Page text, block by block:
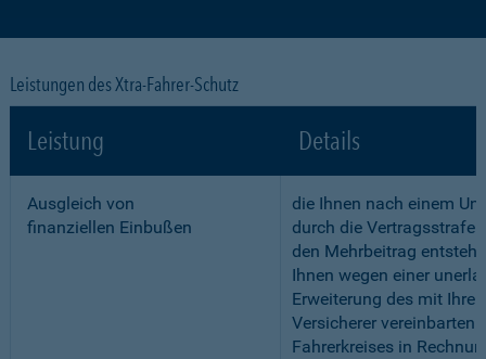
Leistungen des Xtra-Fahrer-Schutz
Leistung Details
Ausgleich von
finanziellen Einbußen
die Ihnen nach einem
durch die Vertragsstrafe
den Mehrbeitrag
Ihnen wegen einer
Erweiterung des mit
Versicherer vereinbarten
Fahrerkreises in